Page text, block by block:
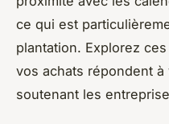
ce qui est
plantation. Explorez
vos achats répondent
soutenant les